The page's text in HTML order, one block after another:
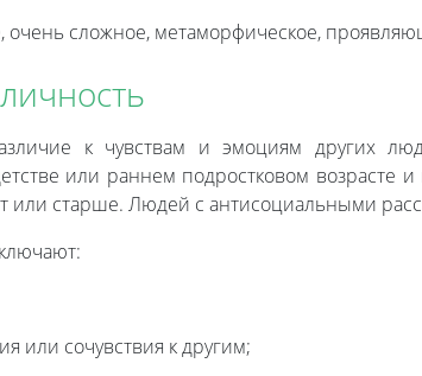
сложное, метаморфическое,
к чувствам и эмоциям других
или раннем подростковом возрасте
или старше. Людей с антисоциальными
или сочувствия к другим;